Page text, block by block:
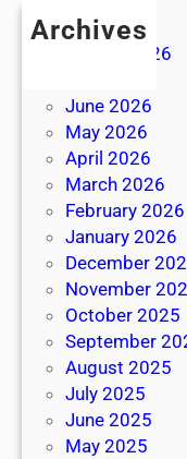
Archives
August 2026
June 2026
May 2026
April 2026
March 2026
February 2026
January 2026
December
November
October 2025
September
August 2025
July 2025
June 2025
May 2025